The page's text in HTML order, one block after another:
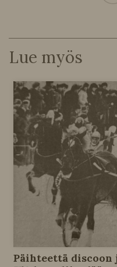
Lue myös
Päihteettä